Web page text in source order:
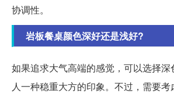
协调性。
岩板餐桌颜色深好还是浅好?
如果追求大气高端的感觉，可以选择
人一种稳重大方的印象。不过，需要